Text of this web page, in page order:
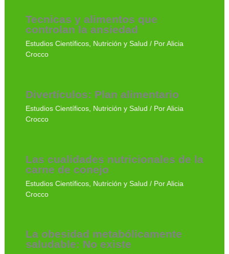
Tecnicas y alimentos que
controlan la ansiedad
Estudios Científicos, Nutrición y Salud / Por Alicia
Crocco
Divertículos: Plan alimentario
Estudios Científicos, Nutrición y Salud / Por Alicia
Crocco
Las cualidades nutricionales de la
carne de conejo
Estudios Científicos, Nutrición y Salud / Por Alicia
Crocco
La obesidad metabólicamente
saludable: No existe